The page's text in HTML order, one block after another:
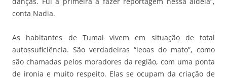
conta Nadia.
As habitantes de Tumai vivem em situação de total
autossuficiência. São verdadeiras “leoas do mato”, como
são chamadas pelos moradores da região, com uma ponta
de ironia e muito respeito. Elas se ocupam da criação de